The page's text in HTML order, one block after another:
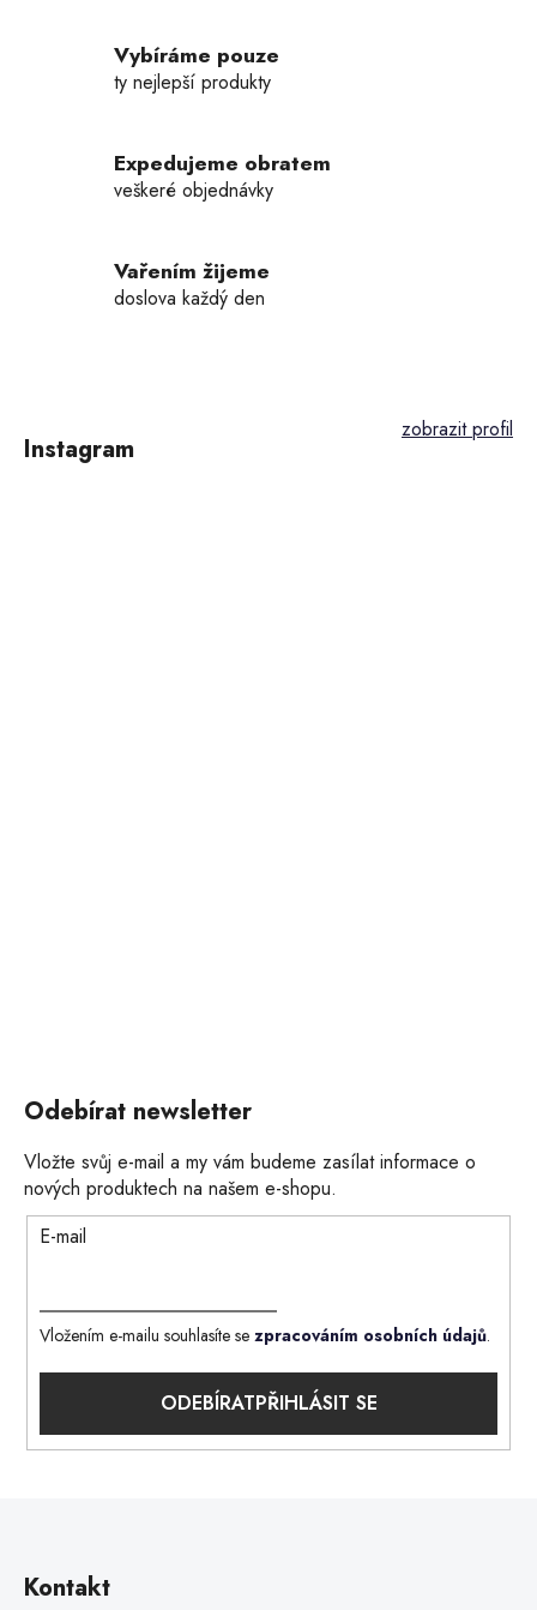
í
p
k
y
v
p
Vybíráme pouze
ty nejlepší produkty
Expedujeme obratem
veškeré objednávky
Vařením žijeme
doslova každý den
Instagram
Odebírat newsletter
Vložte svůj e-mail a my vám budeme zasílat informace o
nových produktech na našem e-shopu.
E-mail
Vložením e-mailu souhlasíte se zpracováním osobních údajů.
PŘIHLÁSIT SE
Kontakt